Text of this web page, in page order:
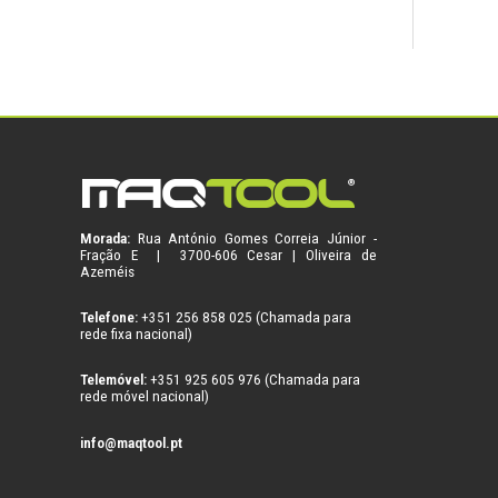
Morada: Rua António Gomes Correia Júnior -
Fração E | 3700-606 Cesar | Oliveira de
Azeméis
Telefone: +351 256 858 025 (Chamada para
rede fixa nacional)
Telemóvel: +351 925 605 976 (Chamada para
rede móvel nacional)
info@maqtool.pt